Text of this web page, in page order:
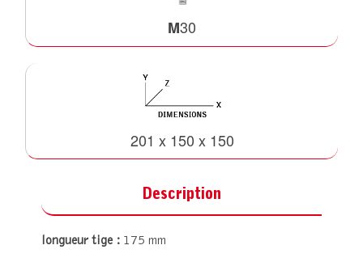
M30
201 x 150 x 150
Description
longueur tige : 175 mm